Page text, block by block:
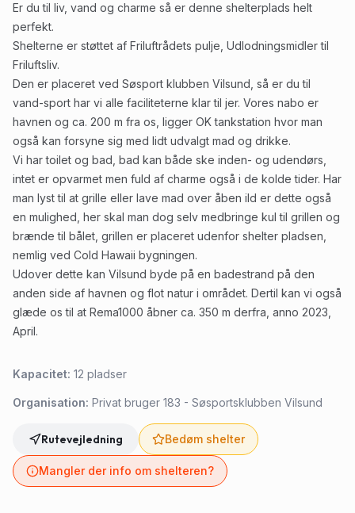
Er du til liv, vand og charme så er denne shelterplads helt
perfekt.
Shelterne er støttet af Friluftrådets pulje, Udlodningsmidler til
Friluftsliv.
Den er placeret ved Søsport klubben Vilsund, så er du til
vand-sport har vi alle faciliteterne klar til jer. Vores nabo er
havnen og ca. 200 m fra os, ligger OK tankstation hvor man
også kan forsyne sig med lidt udvalgt mad og drikke.
Vi har toilet og bad, bad kan både ske inden- og udendørs,
intet er opvarmet men fuld af charme også i de kolde tider. Har
man lyst til at grille eller lave mad over åben ild er dette også
en mulighed, her skal man dog selv medbringe kul til grillen og
brænde til bålet, grillen er placeret udenfor shelter pladsen,
nemlig ved Cold Hawaii bygningen.
Udover dette kan Vilsund byde på en badestrand på den
anden side af havnen og flot natur i området. Dertil kan vi også
glæde os til at Rema1000 åbner ca. 350 m derfra, anno 2023,
April.
Kapacitet: 12 pladser
Organisation: Privat bruger 183 - Søsportsklubben Vilsund
Rutevejledning Bedøm shelter
Mangler der info om shelteren?